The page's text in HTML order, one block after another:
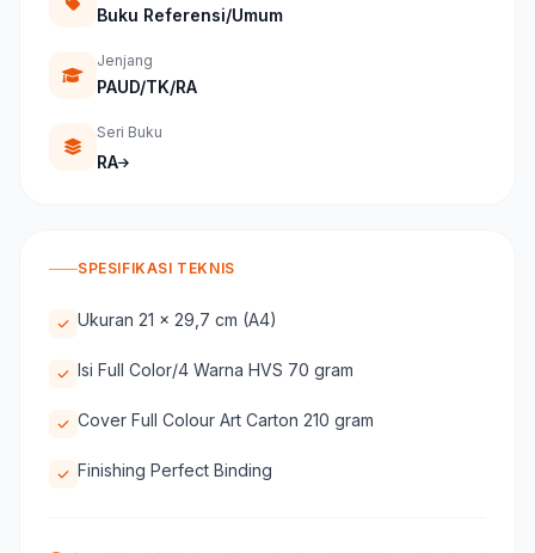
Buku Referensi/Umum
Jenjang
PAUD/TK/RA
Seri Buku
RA
SPESIFIKASI TEKNIS
Ukuran 21 x 29,7 cm (A4)
Isi Full Color/4 Warna HVS 70 gram
Cover Full Colour Art Carton 210 gram
Finishing Perfect Binding